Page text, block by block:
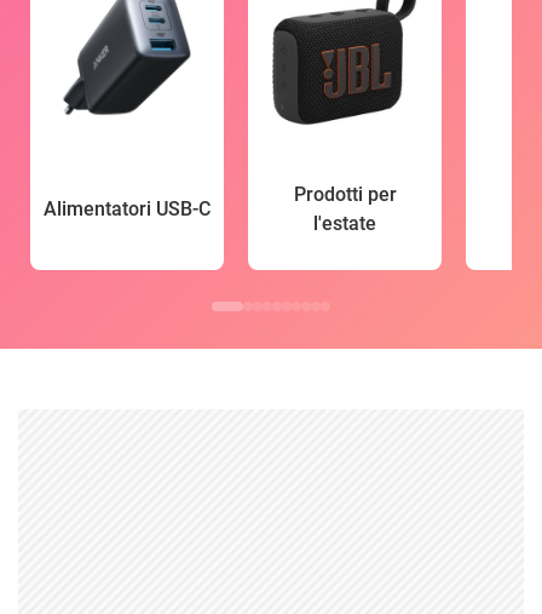
Alimentatori USB-C
Prodotti per
l'estate